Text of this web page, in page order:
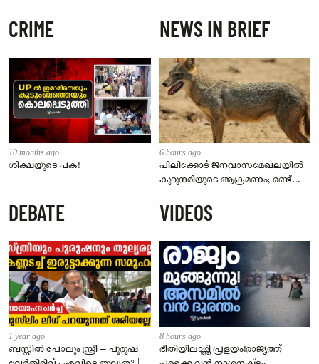
CRIME
10 months ago
ശിക്ഷയുടെ പക!
NEWS IN BRIEF
6 hours ago
പിലിക്കോട് ജനവാസമേഖലയിൽ
കുറുനരിയുടെ ആക്രമണം; രണ്ട്
നിർദേശം നൽകി പഞ്ചായത്ത്
DEBATE
1 year ago
ബസ്സിൽ പോലും സ്ത്രീ – പുരുഷ
VIDEOS
8 hours ago
ഭീതിയിലാഴ്ത്തി പ്രളയം!രാജ്യത്ത്